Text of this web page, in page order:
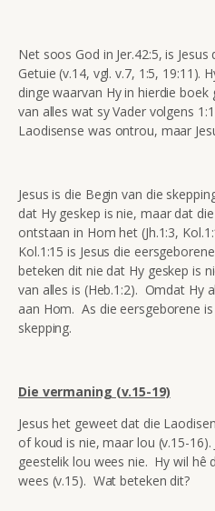
Net soos God in Jer.42:5, is
Getuie (v.14, vgl. v.7, 1:5, 19:11).
dinge waarvan Hy in hierdie boek
van alles wat sy Vader volgens
Laodisense was ontrou, maar
Jesus is die Begin van die
dat Hy geskep is nie, maar dat
ontstaan in Hom het (Jh.1:3,
Kol.1:15 is Jesus die
beteken dit nie dat Hy geskep is
van alles is (Heb.1:2). Omdat Hy
aan Hom. As die eersgeborene
skepping.
Die vermaning (v.15-19)
Jesus het geweet dat die
of koud is nie, maar lou (v.15-
geestelik lou wees nie. Hy wil
wees (v.15). Wat beteken dit?